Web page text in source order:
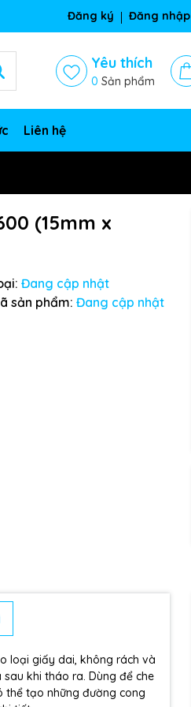
Đăng ký Đăng nhập
Yêu thích
0 Sản phẩm
Liên hệ
(15mm x
Đang cập nhật
sản phẩm: Đang cập nhật
loại giấy dai, không rách và
khi tháo ra. Dùng để che
thể tạo những đường cong